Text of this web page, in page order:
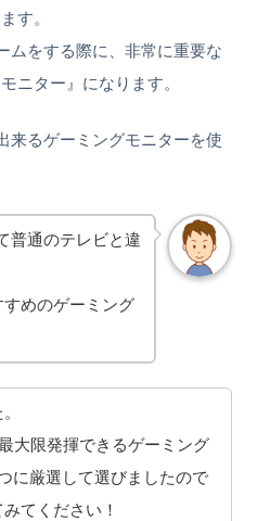
す。
ムをする際に、非常に重要な
ニター』になります。
来るゲーミングモニターを使
普通のテレビと違
すめのゲーミング
大限発揮できるゲーミング
に厳選して選びましたので
てください！